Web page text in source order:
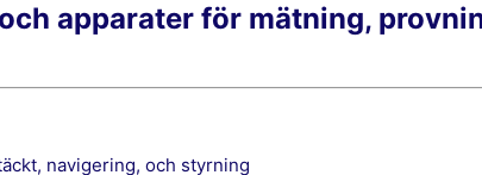
apparater för mätning,